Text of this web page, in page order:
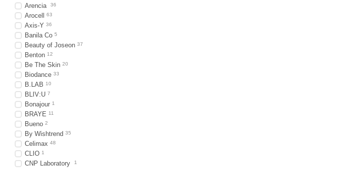
Arencia 36
Arocell 63
Axis-Y 36
Banila Co 5
Beauty of Joseon 37
Benton 12
Be The Skin 20
Biodance 33
B.LAB 10
BLIV:U 7
Bonajour 1
BRAYE 11
Bueno 2
By Wishtrend 35
Celimax 48
CLIO 1
CNP Laboratory 1